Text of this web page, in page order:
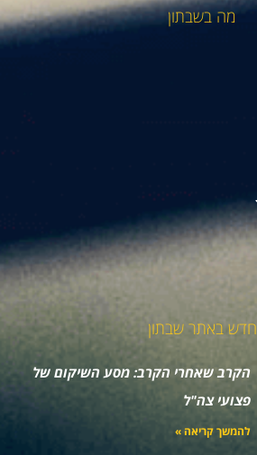
מה בשבתון
חדש באתר שבתון
הקרב שאחרי הקרב: מסע השיקום של
פצועי צה"ל
להמשך קריאה »